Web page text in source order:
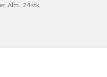
Alm., 24 stk.